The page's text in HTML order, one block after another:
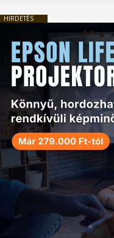
HIRDETÉS